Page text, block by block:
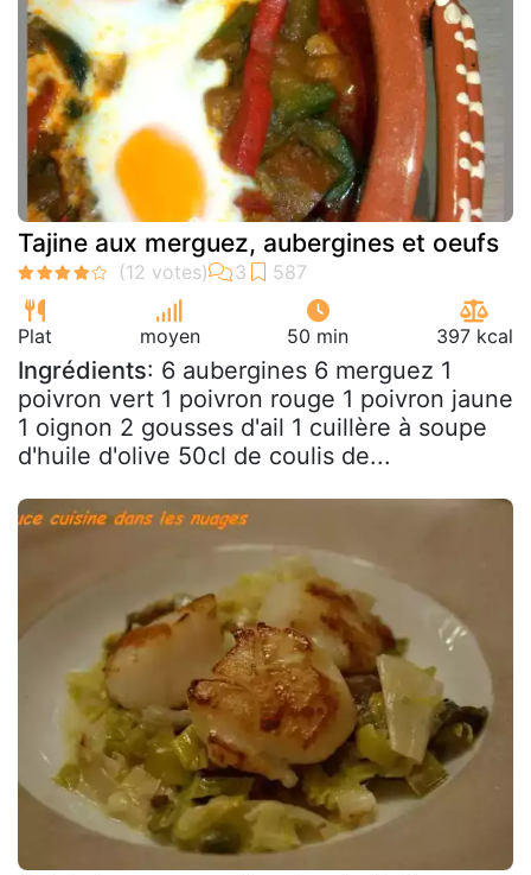
Tajine aux merguez, aubergines et oeufs
Plat moyen 50 min 397 kcal
Ingrédients: 6 aubergines 6 merguez 1
poivron vert 1 poivron rouge 1 poivron jaune
1 oignon 2 gousses d'ail 1 cuillère à soupe
d'huile d'olive 50cl de coulis de...